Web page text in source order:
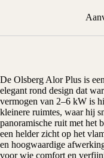
De Olsberg Alor Plus is
elegant rond design dat
vermogen van 2–6 kW is
kleinere ruimtes, waar hij
panoramische ruit met het
een helder zicht op het
en hoogwaardige
voor wie comfort en